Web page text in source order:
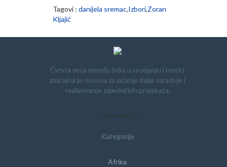
Tagovi : danijela sremac,Izbori,Zoran
Kljajić
Čvrsta veza između Srba u rasejanju i matici
značajna je osnova za jačanje dalje saradnje i
realizovanje zajedničkih projekata.
[subscribe2]
Kategorije
Afrika